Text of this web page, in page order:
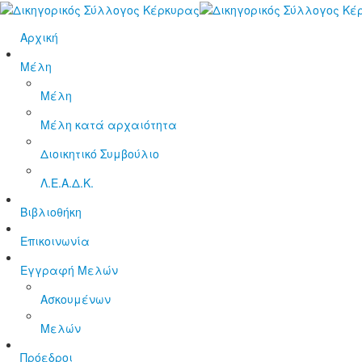
Αρχική
Μέλη
Μέλη
Μέλη κατά αρχαιότητα
Διοικητικό Συμβούλιο
Λ.Ε.Α.Δ.Κ.
Βιβλιοθήκη
Επικοινωνία
Εγγραφή Μελών
Ασκουμένων
Μελών
Πρόεδροι